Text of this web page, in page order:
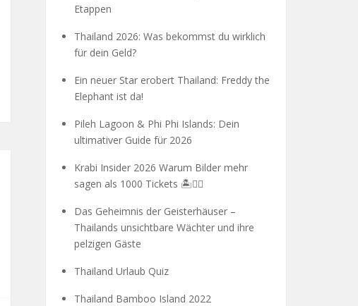
Etappen
Thailand 2026: Was bekommst du wirklich
für dein Geld?
Ein neuer Star erobert Thailand: Freddy the
Elephant ist da!
Pileh Lagoon & Phi Phi Islands: Dein
ultimativer Guide für 2026
Krabi Insider 2026 Warum Bilder mehr
sagen als 1000 Tickets 🏝️🧗‍♂️
Das Geheimnis der Geisterhäuser –
Thailands unsichtbare Wächter und ihre
pelzigen Gäste
Thailand Urlaub Quiz
Thailand Bamboo Island 2022